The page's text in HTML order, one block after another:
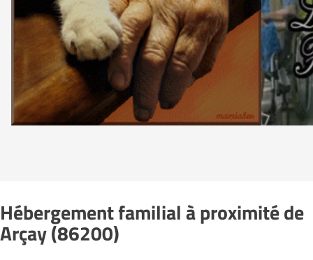
Hébergement familial à proximité de
Arçay (86200)